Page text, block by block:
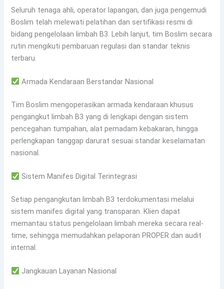
Seluruh tenaga ahli, operator lapangan, dan juga pengemudi
Boslim telah melewati pelatihan dan sertifikasi resmi di
bidang pengelolaan limbah B3. Lebih lanjut, tim Boslim secara
rutin mengikuti pembaruan regulasi dan standar teknis
terbaru.
Armada Kendaraan Berstandar Nasional
Tim Boslim mengoperasikan armada kendaraan khusus
pengangkut limbah B3 yang di lengkapi dengan sistem
pencegahan tumpahan, alat pemadam kebakaran, hingga
perlengkapan tanggap darurat sesuai standar keselamatan
nasional.
Sistem Manifes Digital Terintegrasi
Setiap pengangkutan limbah B3 terdokumentasi melalui
sistem manifes digital yang transparan. Klien dapat
memantau status pengelolaan limbah mereka secara real-
time, sehingga memudahkan pelaporan PROPER dan audit
internal.
Jangkauan Layanan Nasional